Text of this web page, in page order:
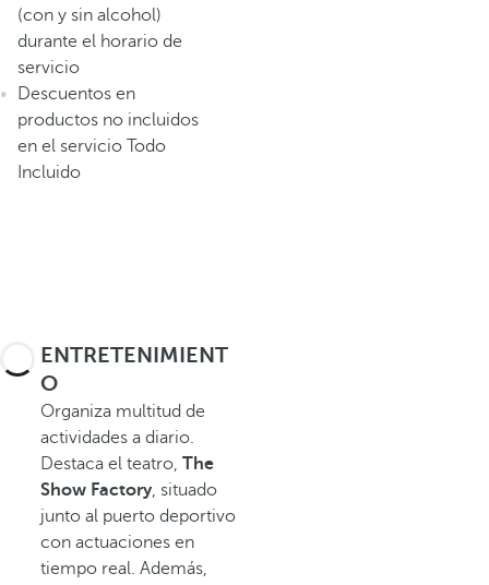
(con y sin alcohol)
durante el horario de
servicio
Descuentos en
productos no incluidos
en el servicio Todo
Incluido
ENTRETENIMIENT
O
Organiza multitud de
actividades a diario.
Destaca el teatro,The
Show Factory, situado
junto al puerto deportivo
con actuaciones en
tiempo real. Además,